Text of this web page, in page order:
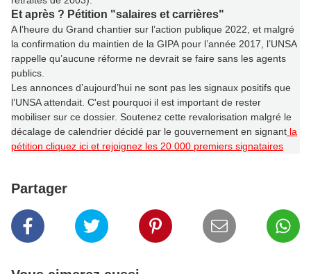
Et après ? Pétition "salaires et carrières"
A l’heure du Grand chantier sur l’action publique 2022, et malgré
la confirmation du maintien de la GIPA pour l’année 2017,
l’UNSA
rappelle qu’aucune réforme ne devrait se faire sans les agents
publics.
Les annonces d’aujourd’hui ne sont pas les signaux positifs que
l’UNSA attendait. C'est pourquoi il est important de rester
mobiliser sur ce dossier. Soutenez cette revalorisation malgré le
décalage de calendrier décidé par le gouvernement en signant la
pétition cliquez ici et rejoignez les 20 000 premiers signataires
Partager